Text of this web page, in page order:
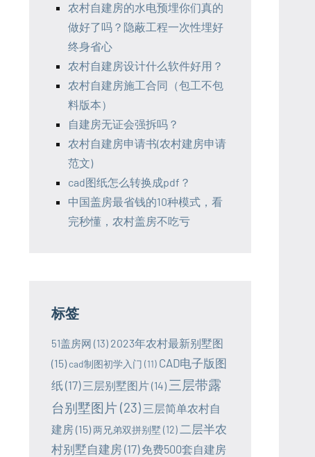
农村自建房的水电预埋你们真的
做好了吗？隐蔽工程一次性埋好
终身省心
农村自建房设计什么软件好用？
农村自建房施工合同（包工不包
料版本）
自建房无证会强拆吗？
农村自建房申请书(农村建房申请
范文)
cad图纸怎么转换成pdf？
中国盖房最省钱的10种模式，看
完秒懂，农村盖房不吃亏
标签
51盖房网 (13) 2023年农村最新别墅图
(15) cad制图初学入门 (11) CAD电子版图
纸(17) 三层别墅图片(14) 三层带露
台别墅图片 (23) 三层简单农村自
建房(15)两兄弟双拼别墅 (12) 二层半农
村别墅自建房(17) 免费500套自建房